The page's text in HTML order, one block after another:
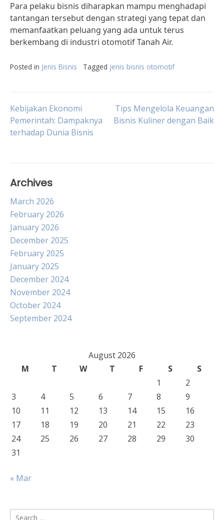
Para pelaku bisnis diharapkan mampu menghadapi
tantangan tersebut dengan strategi yang tepat dan
memanfaatkan peluang yang ada untuk terus
berkembang di industri otomotif Tanah Air.
Posted in Jenis Bisnis Tagged jenis bisnis otomotif
Post
navigation
Kebijakan Ekonomi
Pemerintah: Dampaknya
terhadap Dunia Bisnis
Tips Mengelola Keuangan
Bisnis Kuliner dengan Baik
Archives
March 2026
February 2026
January 2026
December 2025
February 2025
January 2025
December 2024
November 2024
October 2024
September 2024
August 2026
M
T W T F S
S
1
2
3
4 5 6 7 8
9
10
11 12 13 14 15
16
17
18 19 20 21 22
23
24
25 26 27 28 29
30
31
« Mar
Search